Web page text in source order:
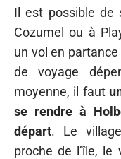
Il est possible de
Cozumel ou à
un vol en partance
de voyage
moyenne, il faut
se rendre à
départ. Le
proche de l’île,